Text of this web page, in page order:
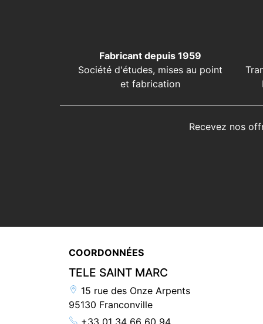
Fabricant depuis 1959
Société d'études, mises au point
et fabrication
Recevez nos
COORDONNÉES
TELE SAINT MARC
15 rue des Onze Arpents
95130 Franconville
+33 01 34 66 60 94